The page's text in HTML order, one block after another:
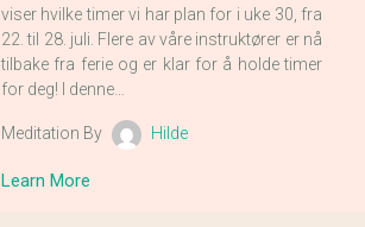
viser hvilke timer vi har plan for i uke 30, fra
22. til 28. juli. Flere av våre instruktører er nå
tilbake fra ferie og er klar for å holde timer
for deg! I denne…
Meditation By Hilde
Learn More